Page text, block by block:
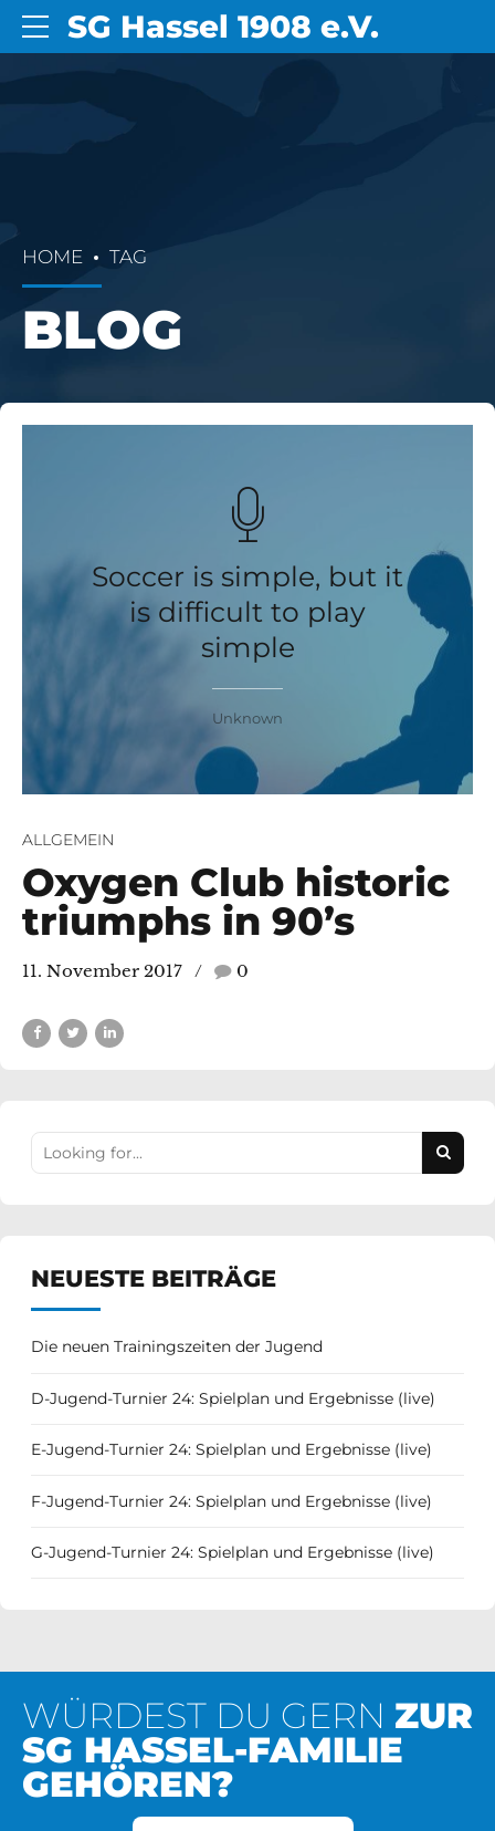
SG Hassel 1908 e.V.
Eisenberg
HOME TAG
BLOG
Soccer is simple, but it
is difficult to play
simple
Unknown
ALLGEMEIN
Oxygen Club historic
triumphs in 90’s
11. November 2017 0
NEUESTE BEITRÄGE
Die neuen Trainingszeiten der Jugend
D-Jugend-Turnier 24: Spielplan und Ergebnisse (live)
E-Jugend-Turnier 24: Spielplan und Ergebnisse (live)
F-Jugend-Turnier 24: Spielplan und Ergebnisse (live)
G-Jugend-Turnier 24: Spielplan und Ergebnisse (live)
WÜRDEST DU GERN ZUR
SG HASSEL-FAMILIE
GEHÖREN?